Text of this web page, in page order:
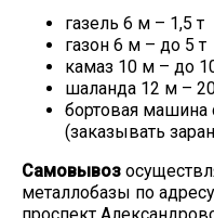
газель 6 м – 1,5 т
газон 6 м – до 5 т
камаз 10 м – до
шаланда 12 м –
бортовая машина
(заказывать
Самовывоз
металлобазы по
проспект